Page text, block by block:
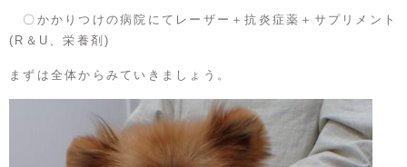
〇かかりつけの病院にてレーザー＋抗炎症薬＋サプリメント
(R＆U、栄養剤)
まずは全体からみていきましょう。